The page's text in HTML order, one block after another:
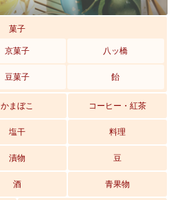
菓子
京菓子 八ッ橋
豆菓子 飴
かまぼこ コーヒー・紅茶
塩干 料理
漬物 豆
酒 青果物